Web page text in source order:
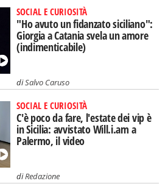
SOCIAL E CURIOSITÀ
"Ho avuto un fidanzato siciliano":
Giorgia a Catania svela un amore
(indimenticabile)
diSalvo Caruso
SOCIAL E CURIOSITÀ
C'è poco da fare, l'estate dei vip è
in Sicilia: avvistato Will.i.am a
Palermo, il video
diRedazione